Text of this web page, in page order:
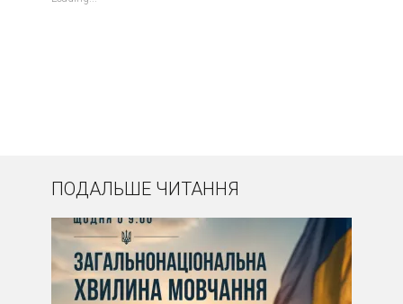
ПОДАЛЬШЕ ЧИТАННЯ